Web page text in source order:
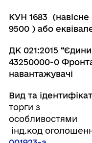
КУН 1683
9500 ) або
ДК 021:2015 “
43250000-0
навантажувачі
Вид та
торги з
інд.код